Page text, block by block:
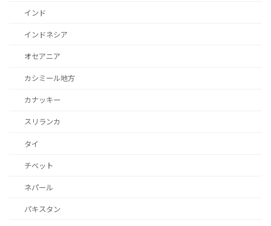
インド
インドネシア
オセアニア
カシミール地方
カナッキー
スリランカ
タイ
チベット
ネパール
パキスタン